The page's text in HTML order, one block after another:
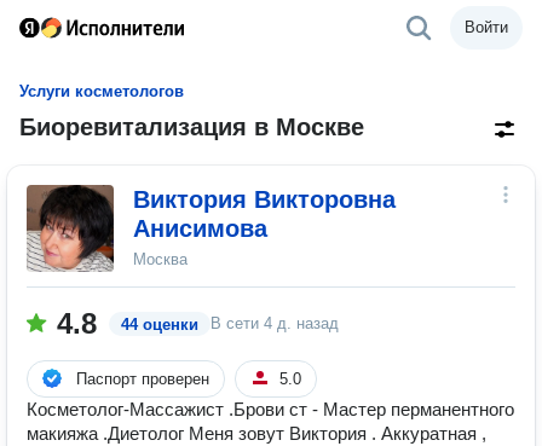
Войти
Услуги косметологов
Биоревитализация в Москве
Виктория Викторовна
Анисимова
Москва
4.8 44 оценки В сети 4 д. назад
Паспорт проверен 5.0
Косметолог-Массажист .Брови ст - Мастер перманентного
макияжа .Диетолог Меня зовут Виктория . Аккуратная ,